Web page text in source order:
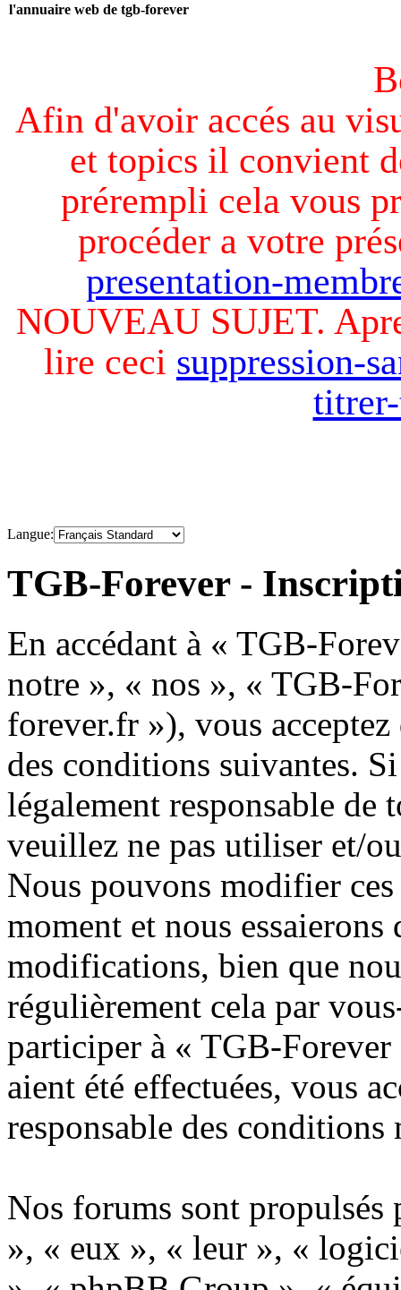
l'annuaire web de tgb-forever
Afin d'avoir accés au
et topics il convient
prérempli cela vous
procéder a votre
presentation-
NOUVEAU SUJET.
lire ceci suppression-
Langue:
TGB-Forever -
En accédant à « TGB-
notre », « nos », « TGB-
forever.fr »), vous acceptez
des conditions suivantes.
légalement responsable de
veuillez ne pas utiliser et/
Nous pouvons modifier
moment et nous
modifications, bien que
régulièrement cela par
participer à « TGB-
aient été effectuées, vous
responsable des
Nos forums sont
», « eux », « leur », «